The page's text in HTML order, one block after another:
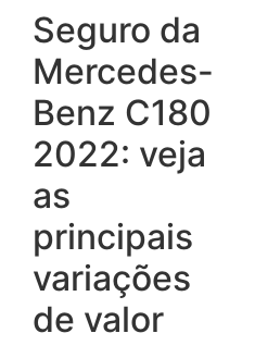
Seguro da
Mercedes-
Benz C180
2022: veja
as
principais
variações
de valor